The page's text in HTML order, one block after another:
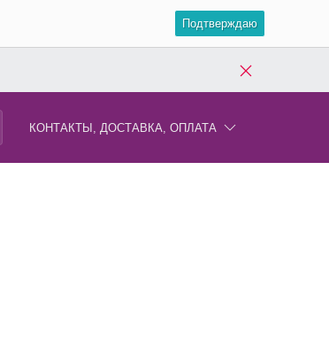
Подтверждаю
КОНТАКТЫ, ДОСТАВКА, ОПЛАТА